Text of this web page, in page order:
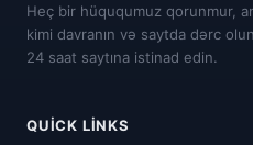
Heç bir hüququmuz qorunmur,
kimi davranın və saytda dərc
24 saat saytına istinad edin.
QUICK LINKS